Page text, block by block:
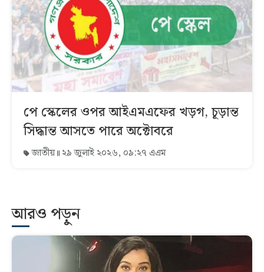
পে স্কেলের ওপর আইএমএফের খড়গ, চূড়ান্ত
সিদ্ধান্ত আসতে পারে অক্টোবরে
জাতীয় ২৯ জুলাই ২০২৬, ০৯:২৭ এএম
আরও পড়ুন